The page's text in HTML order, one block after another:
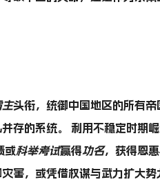
主头衔，统御中国地区的所有帝
存的系统。 利用不稳定时期崛
或科举考试赢得功名，获得恩惠
害，或凭借权谋与武力扩大势